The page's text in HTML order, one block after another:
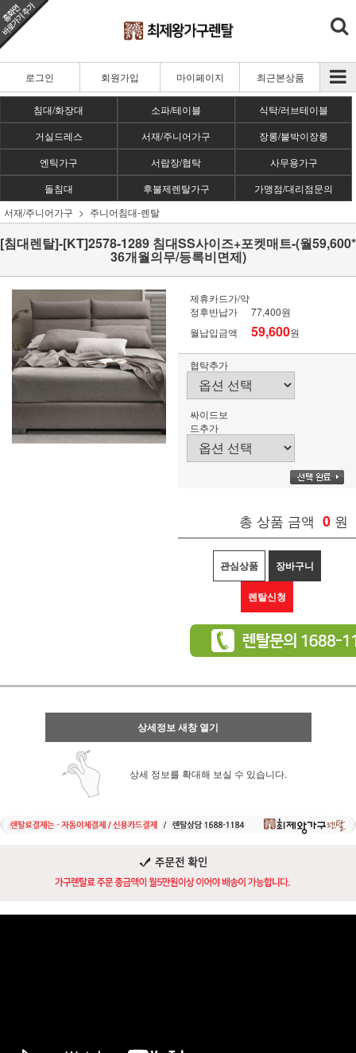
로그인 회원가입 마이페이지 최근본상품
침대/화장대 소파/테이블
식탁/러브테이블
거실드레스
서재/주니어가구
장롱/붙박이장롱
엔틱가구
서랍장/협탁
사무용가구
돌침대
후불제렌탈가구
가맹점/대리점문의
서재/주니어가구
주니어침대-렌탈
[침대렌탈]-[KT]2578-1289 침대SS사이즈+포켓매트-(월59,600*
36개월의무/등록비면제)
제휴카드가/약
정후반납가
77,400원
월납입금액
59,600원
협탁추가
싸이드보
드추가
총 상품 금액 0 원
관심상품 장바구니
렌탈신청
상세정보 새창 열기
상세 정보를 확대해 보실 수 있습니다.